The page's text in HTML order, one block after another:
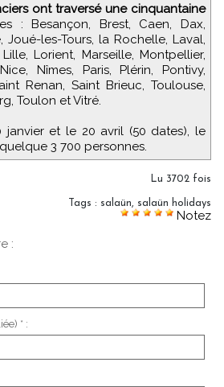
ont traversé une cinquantaine
: Besançon, Brest, Caen, Dax,
Joué-les-Tours, la Rochelle, Laval,
Lorient, Marseille, Montpellier,
Nîmes, Paris, Plérin, Pontivy,
Renan, Saint Brieuc, Toulouse,
Toulon et Vitré.
et le 20 avril (50 dates), le
3 700 personnes.
Lu 3702 fois
Tags : salaün, salaün holidays
Notez
:
* :